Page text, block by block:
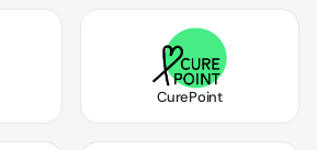
CurePoint